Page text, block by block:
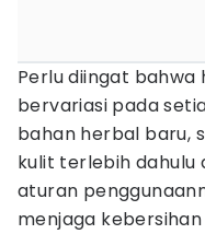
Perlu diingat
bervariasi pada
bahan herbal baru,
kulit terlebih dahulu
aturan
menjaga